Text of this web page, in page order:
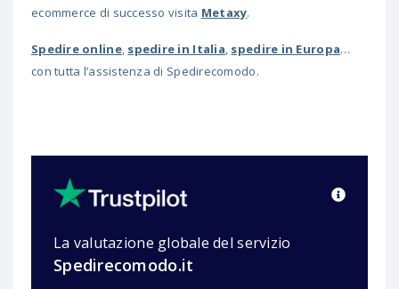
ecommerce di successo visita Metaxy.
Spedire online, spedire in Italia, spedire in Europa…
con tutta l’assistenza di Spedirecomodo.
La valutazione globale del servizio
Spedirecomodo.it